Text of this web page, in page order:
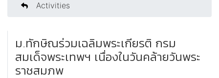
Activities
ม.ทักษิณร่วมเฉลิมพระเกียรติ กรม
สมเด็จพระเทพฯ เนื่องในวันคล้ายวันพระ
ราชสมภพ